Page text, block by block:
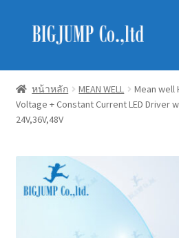
Skip
Skip
Schneider Electric
Philips Lighting
MEAN WELL
หน้าหลัก MEAN WELL
Mean well
Voltage + Constant Current LED Driver
24V,36V,48V